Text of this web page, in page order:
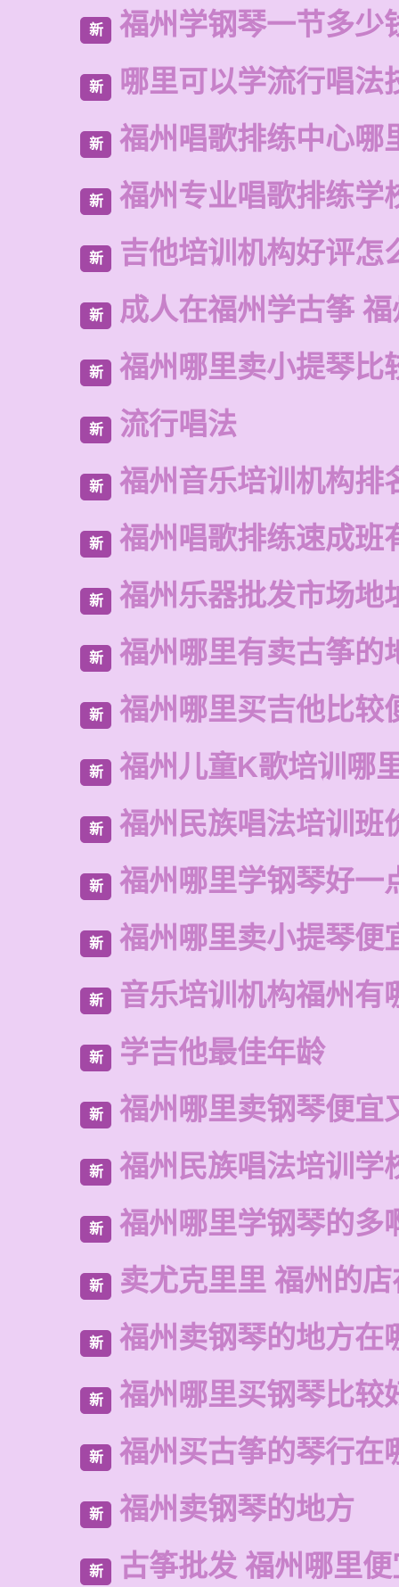
新 福州学钢琴一节多少
新 哪里可以学流行唱法
新 福州唱歌排练中心哪
新 福州专业唱歌排练学
新 吉他培训机构好评怎
新 成人在福州学古筝
新 福州哪里卖小提琴比
新 流行唱法
新 福州音乐培训机构排
新 福州唱歌排练速成班
新 福州乐器批发市场地
新 福州哪里有卖古筝的
新 福州哪里买吉他比较
新 福州儿童K歌培训哪
新 福州民族唱法培训班
新 福州哪里学钢琴好一
新 福州哪里卖小提琴便
新 音乐培训机构福州有
新 学吉他最佳年龄
新 福州哪里卖钢琴便宜
新 福州民族唱法培训学
新 福州哪里学钢琴的多
新 卖尤克里里 福州的
新 福州卖钢琴的地方在
新 福州哪里买钢琴比较
新 福州买古筝的琴行在
新 福州卖钢琴的地方
新 古筝批发 福州哪里